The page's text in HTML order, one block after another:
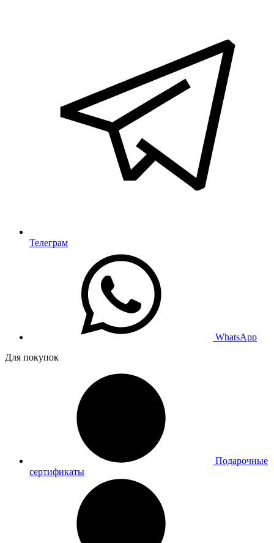
Телеграм
WhatsApp
Для покупок
Подарочные
сертификаты